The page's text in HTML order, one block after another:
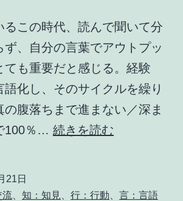
るこの時代、読んで聞いて分
ず、自分の言葉でアウトプッ
ても重要だと感じる。経験
語化し、そのサイクルを繰り
腹落ちまで進まない／深ま
100％… 続きを読む
言
21日
流 知：知見 行：行動 言：言語